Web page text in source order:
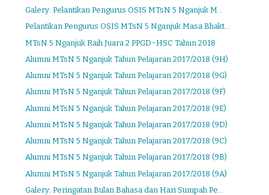
Galery: Pelantikan Pengurus OSIS MTsN 5 Nganjuk M...
Pelantikan Pengurus OSIS MTsN 5 Nganjuk Masa Bhakt...
MTsN 5 Nganjuk Raih Juara 2 PPGD~HSC Tahun 2018
Alumni MTsN 5 Nganjuk Tahun Pelajaran 2017/2018 (9H)
Alumni MTsN 5 Nganjuk Tahun Pelajaran 2017/2018 (9G)
Alumni MTsN 5 Nganjuk Tahun Pelajaran 2017/2018 (9F)
Alumni MTsN 5 Nganjuk Tahun Pelajaran 2017/2018 (9E)
Alumni MTsN 5 Nganjuk Tahun Pelajaran 2017/2018 (9D)
Alumni MTsN 5 Nganjuk Tahun Pelajaran 2017/2018 (9C)
Alumni MTsN 5 Nganjuk Tahun Pelajaran 2017/2018 (9B)
Alumni MTsN 5 Nganjuk Tahun Pelajaran 2017/2018 (9A)
Galery: Peringatan Bulan Bahasa dan Hari Sumpah Pe...